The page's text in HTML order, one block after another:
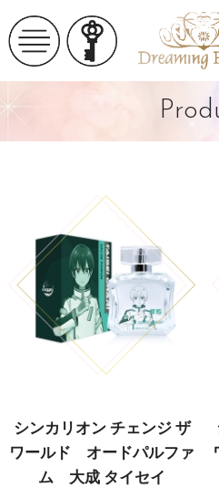
シンカリオン チェンジ ザ
ワールド オードパルファ
ム 大成 タイセイ